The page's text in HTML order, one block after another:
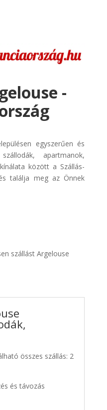
-
egyszerűen és
apartmanok,
között a Szállás-
találja meg az Önnek
szállást Argelouse
összes szállás: 2
és távozás